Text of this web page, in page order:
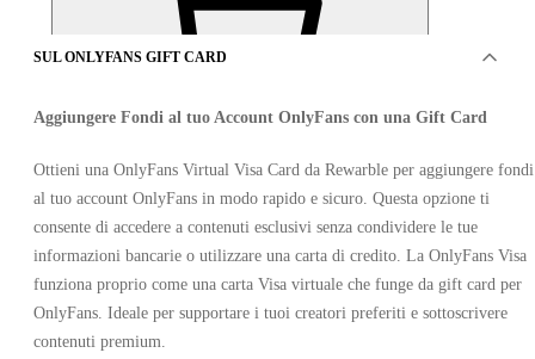
OFFERTO DA 13 VENDITORI
SUL ONLYFANS GIFT CARD
Aggiungere Fondi al tuo Account OnlyFans con una Gift Card
Ottieni una OnlyFans Virtual Visa Card da Rewarble per aggiungere fondi
al tuo account OnlyFans in modo rapido e sicuro. Questa opzione ti
consente di accedere a contenuti esclusivi senza condividere le tue
informazioni bancarie o utilizzare una carta di credito. La OnlyFans Visa
funziona proprio come una carta Visa virtuale che funge da gift card per
OnlyFans. Ideale per supportare i tuoi creatori preferiti e sottoscrivere
contenuti premium.